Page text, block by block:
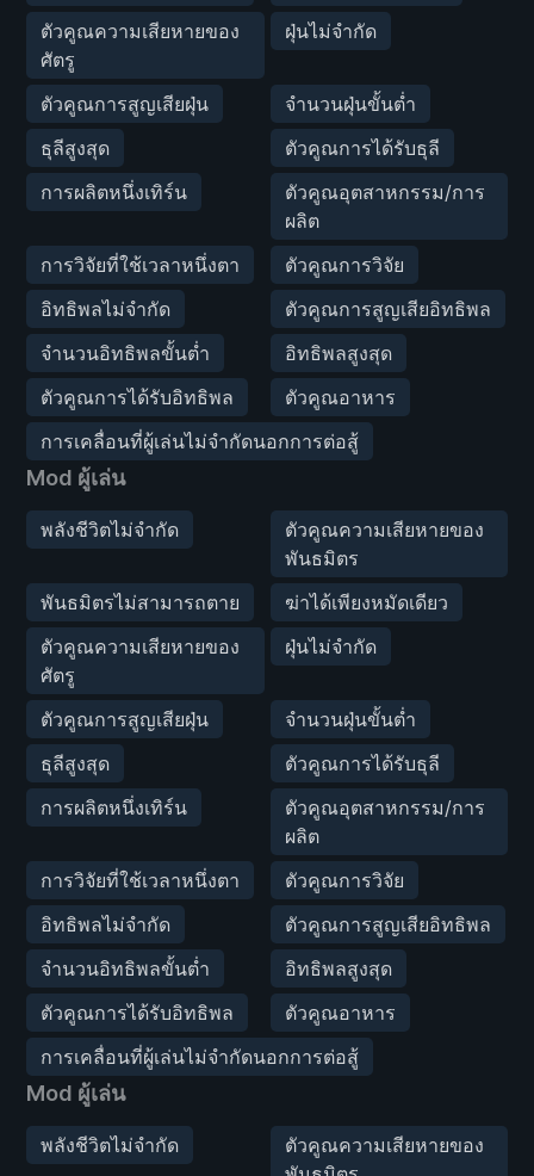
ตัวคูณความเสียหายของ
ศัตรู
ฝุ่นไม่จำกัด
ตัวคูณการสูญเสียฝุ่น
จำนวนฝุ่นขั้นต่ำ
ธุลีสูงสุด
ตัวคูณการได้รับธุลี
การผลิตหนึ่งเทิร์น
ตัวคูณอุตสาหกรรม/การ
ผลิต
การวิจัยที่ใช้เวลาหนึ่งตา
ตัวคูณการวิจัย
อิทธิพลไม่จำกัด
ตัวคูณการสูญเสียอิทธิพล
จำนวนอิทธิพลขั้นต่ำ
อิทธิพลสูงสุด
ตัวคูณการได้รับอิทธิพล
ตัวคูณอาหาร
การเคลื่อนที่ผู้เล่นไม่จำกัดนอกการต่อสู้
Mod ผู้เล่น
พลังชีวิตไม่จำกัด
ตัวคูณความเสียหายของ
พันธมิตร
พันธมิตรไม่สามารถตาย
ฆ่าได้เพียงหมัดเดียว
ตัวคูณความเสียหายของ
ศัตรู
ฝุ่นไม่จำกัด
ตัวคูณการสูญเสียฝุ่น
จำนวนฝุ่นขั้นต่ำ
ธุลีสูงสุด
ตัวคูณการได้รับธุลี
การผลิตหนึ่งเทิร์น
ตัวคูณอุตสาหกรรม/การ
ผลิต
การวิจัยที่ใช้เวลาหนึ่งตา
ตัวคูณการวิจัย
อิทธิพลไม่จำกัด
ตัวคูณการสูญเสียอิทธิพล
จำนวนอิทธิพลขั้นต่ำ
อิทธิพลสูงสุด
ตัวคูณการได้รับอิทธิพล
ตัวคูณอาหาร
การเคลื่อนที่ผู้เล่นไม่จำกัดนอกการต่อสู้
Mod ผู้เล่น
พลังชีวิตไม่จำกัด
ตัวคูณความเสียหายของ